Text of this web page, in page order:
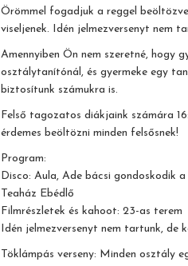
Örömmel fogadjuk a reggel
viseljenek. Idén jelmezversenyt nem
Amennyiben Ön nem szeretné, hogy
osztálytanítónál, és gyermeke egy
biztosítunk számukra is.
Felső tagozatos diákjaink számára
érdemes beöltözni minden felsősnek!
Program:
Disco: Aula, Ade bácsi gondoskodik a
Teaház Ebédlő
Filmrészletek és kahoot: 23-as terem
Idén jelmezversenyt nem tartunk, de
Töklámpás verseny: Minden osztály